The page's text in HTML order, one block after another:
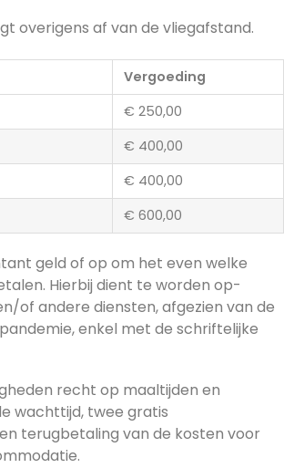
overigens af van de vliegafstand.
Vergoeding
€ 250,00
€ 400,00
€ 400,00
€ 600,00
geld of op om het even welke
Hierbij dient te worden op-
of andere diensten, afgezien van de
enkel met de schriftelijke
recht op maaltijden en
wachttijd, twee gratis
terugbetaling van de kosten voor